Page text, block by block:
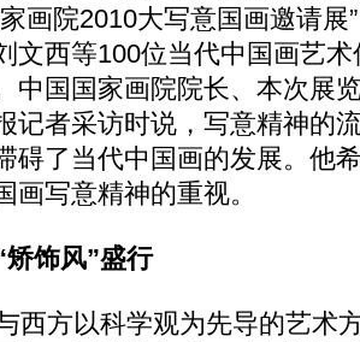
画院2010大写意国画邀请展
文西等100位当代中国画艺
中国国家画院院长、本次展
记者采访时说，写意精神的
碍了当代中国画的发展。他
画写意精神的重视。
矫饰风”盛行
西方以科学观为先导的艺术